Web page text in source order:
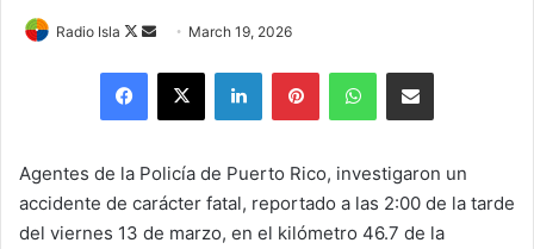
Radio Isla
Follow
Send
email
March 19, 2026
Facebook
X LinkedInPinterestWhatsAppShare via Email
Agentes de la Policía de Puerto Rico, investigaron un
accidente de carácter fatal, reportado a las 2:00 de la tarde
del viernes 13 de marzo, en el kilómetro 46.7 de la